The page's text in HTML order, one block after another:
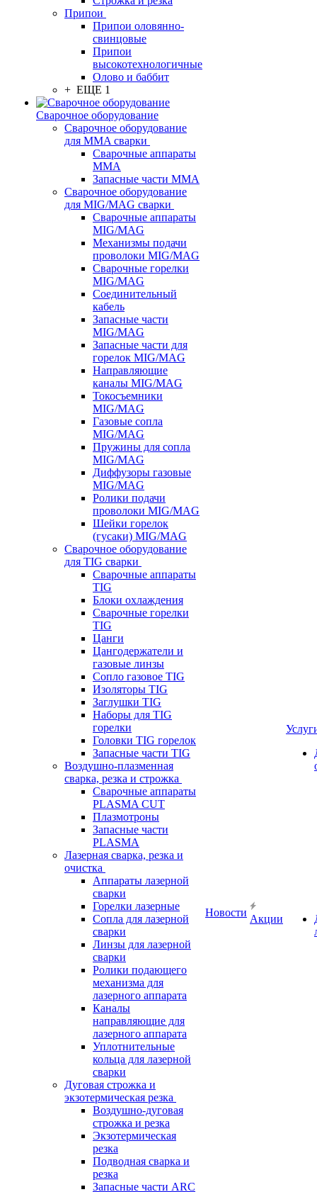
Припои
Припои оловянно-
свинцовые
Припои
высокотехнологичные
Олово и баббит
+ ЕЩЕ 1
Сварочное оборудование
Сварочное оборудование
для MMA сварки
Сварочные аппараты
MMA
Запасные части MMA
Сварочное оборудование
для MIG/MAG сварки
Сварочные аппараты
MIG/MAG
Механизмы подачи
проволоки MIG/MAG
Сварочные горелки
MIG/MAG
Соединительный
кабель
Запасные части
MIG/MAG
Запасные части для
горелок MIG/MAG
Направляющие
каналы MIG/MAG
Токосъемники
MIG/MAG
Газовые сопла
MIG/MAG
Пружины для сопла
MIG/MAG
Диффузоры газовые
MIG/MAG
Ролики подачи
проволоки MIG/MAG
Шейки горелок
(гусаки) MIG/MAG
Сварочное оборудование
для TIG сварки
Сварочные аппараты
TIG
Блоки охлаждения
Сварочные горелки
TIG
Цанги
Цангодержатели и
газовые линзы
Сопло газовое TIG
Изоляторы TIG
Заглушки TIG
Наборы для TIG
горелки
Головки TIG горелок
Запасные части TIG
Воздушно-плазменная
сварка, резка и строжка
Сварочные аппараты
PLASMA CUT
Плазмотроны
Запасные части
PLASMA
Лазерная сварка, резка и
очистка
Аппараты лазерной
сварки
Горелки лазерные
Сопла для лазерной
сварки
Линзы для лазерной
сварки
Ролики подающего
механизма для
лазерного аппарата
Каналы
направляющие для
лазерного аппарата
Уплотнительные
кольца для лазерной
сварки
Дуговая строжка и
экзотермическая резка
Воздушно-дуговая
строжка и резка
Экзотермическая
резка
Подводная сварка и
резка
Запасные части ARC
Новости
Акции